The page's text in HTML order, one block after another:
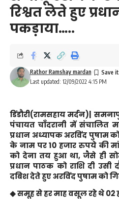
रिश्वत लेते हुए
पकड़ाया…..
Last updated: 12/09/2022 4:15 PM
Rathor Ramshay mardan
डिंडौरी(रामसहाय मर्दन)|
पंचायत चाँदरानी में संचालित
प्रधान अध्यापक अरविंद पुषाम
के नाम पर 10 हजार रुपये की
को देना तय हुआ था, जैसे ही
प्रधान पाठक को राशि दी उसी
दबिश देते हुए अरविंद पुषाम को
◆ समूह से हर माह वसूल रहे थे 02